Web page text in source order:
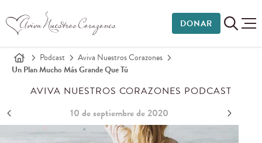
DONAR
Podcast
Aviva Nuestros Corazones
Un Plan Mucho Más Grande Que Tú
AVIVA NUESTROS CORAZONES PODCAST
10 de septiembre de 2020